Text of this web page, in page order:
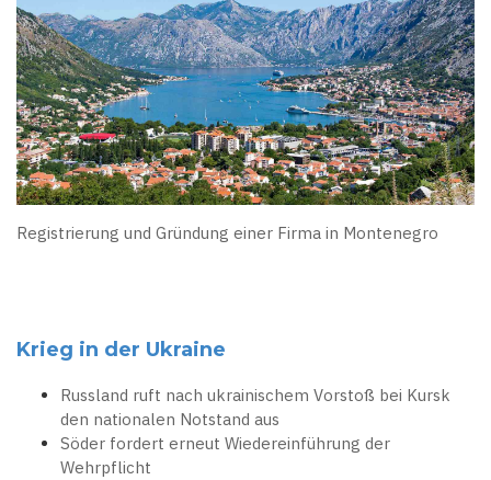
Registrierung und Gründung einer Firma in Montenegro
Krieg in der Ukraine
Russland ruft nach ukrainischem Vorstoß bei Kursk
den nationalen Notstand aus
Söder fordert erneut Wiedereinführung der
Wehrpflicht